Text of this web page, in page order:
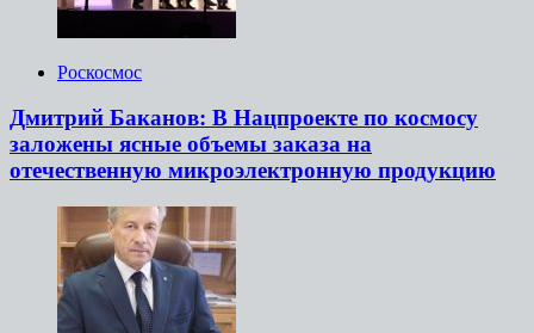
Роскосмос
Дмитрий Баканов: В Нацпроекте по космосу
заложены ясные объемы заказа на
отечественную микроэлектронную продукцию